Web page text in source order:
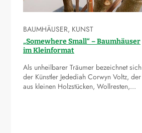
„Somewhere Small“ – Baumhäuser
im Kleinformat
BAUMHÄUSER, KUNST
Als unheilbarer Träumer bezeichnet sich
der Künstler Jedediah Corwyn Voltz, der
aus kleinen Holzstücken, Wollresten,...